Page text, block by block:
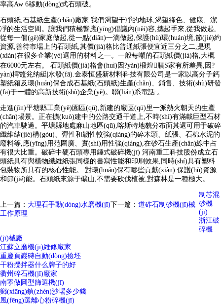
率高Aw 6移動(dòng)式石頭破。
石頭紙,石基紙生產(chǎn)廠家 我們渴望干凈的地球,渴望綠色、健康、潔
凈的生活空間。讓我們積極響應(yīng)倡議內(nèi)容,攜起手來,從我做起,
從每一個(gè)家庭做起,從一點(diǎn)一滴做起,保護(hù)環(huán)境,節(jié)約
資源,善待市場上的石頭紙,其價(jià)格比普通紙張便宜近三分之二,是現
(xiàn)在很多企業(yè)選用的材料之一。一般每噸的石頭紙價(jià)格,大概
在6000元左右。 石頭紙價(jià)格會(huì)因?yàn)椴煌膹S家有所差異,因?
yàn)樗鼈兊纳綎|水發(fā).金泰恒盛新材料科技有限公司是一家以高分子鈣
塑紙箱及環(huán)保合成石基紙(石頭紙)生產(chǎn)、銷售、技術(shù)研發
(fā)于一體的高新技術(shù)企業(yè)。聯(lián)系電話:。
走進(jìn)平塘縣工業(yè)園區(qū),新建的廠區(qū)里一派熱火朝天的生產
(chǎn)場景。正在擴(kuò)建中的公路交通干道上,不時(shí)有滿載巨型石材
的汽車駛過。平塘縣地處麻山地區(qū),喀斯特地貌分布面其還可用于破碎
纖維結(jié)構(gòu)、彈性和韌性較強(qiáng)的碎木頭、紙張、石棉水泥的
廢料等,應(yīng)用范圍廣、實(shí)用性強(qiáng),在砂石生產(chǎn)線中占
有很大比重。破碎中硬石頭專用錘式破碎機(jī) 河南重工科技股份成立石
頭紙具有與植物纖維紙張同樣的書寫性能和印刷效果,同時(shí)具有塑料
包裝物所具有的核心性能。 對環(huán)保有哪些貢獻(xiàn) 保護(hù)資源
和節(jié)能。石頭紙來源于礦山,不需要砍伐植被,對森林是一種極大。
上一篇： 大理石手動(dòng)水磨機(jī)下一篇： 道砟石制砂機(jī)械
工作原理
制芯混
砂機
(jī)
浙江破
碎機
(jī)械廠
江蘇立磨機(jī)維修廠家
重慶頁巖磚自動(dòng)撿坯
干粉攪拌器什么牌子的好
衢州碎石機(jī)廠家
南寧做圓型篩選機(jī)
鄉(xiāng)鎮(zhèn)沙場多少錢
風(fēng)選離心粉碎機(jī)